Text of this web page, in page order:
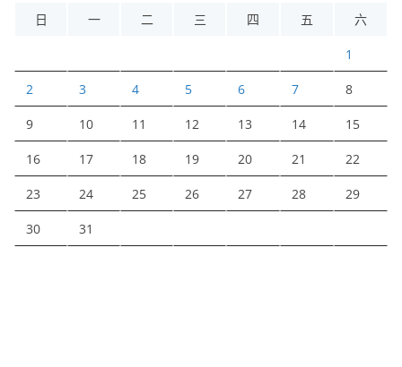
日
一 二 三 四 五 六
1
2 3 4 5 6 7 8
9 10 11 12 13 14 15
16 17 18 19 20 21 22
23 24 25 26 27 28 29
30 31